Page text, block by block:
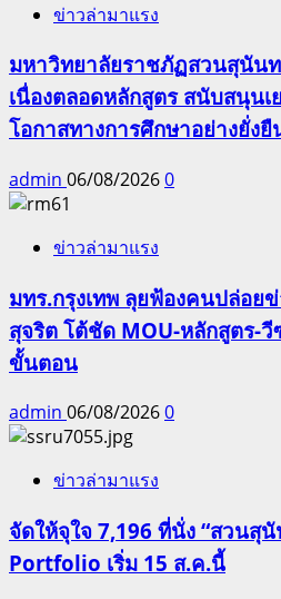
ข่าวล่ามาแรง
มหาวิทยาลัยราชภัฏสวนสุนัน
เนื่องตลอดหลักสูตร สนับสนุน
โอกาสทางการศึกษาอย่างยั่งยื
admin 06/08/20260
ข่าวล่ามาแรง
มทร.กรุงเทพ ลุยฟ้องคนปล่อย
สุจริต โต้ชัด MOU-หลักสูตร-
ขั้นตอน
admin 06/08/20260
ข่าวล่ามาแรง
จัดให้จุใจ 7,196 ที่นั่ง “สวนสุ
Portfolio เริ่ม 15 ส.ค.นี้